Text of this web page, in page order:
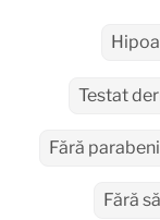
Testat
Fără parabeni
Fără